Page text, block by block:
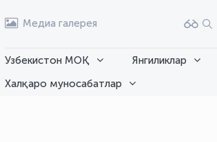
Медиа галерея
Узбекистон МОҚ Янгиликлар
Халқаро муносабатлар